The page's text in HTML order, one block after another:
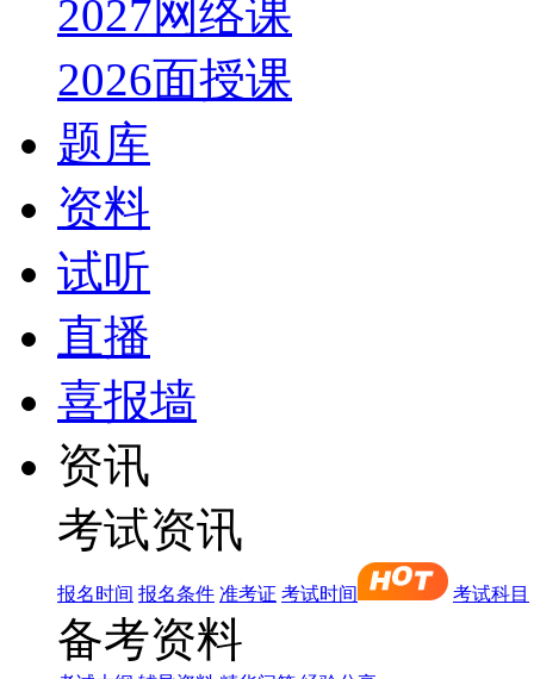
2027网络课
2026面授课
题库
资料
试听
直播
喜报墙
资讯
考试资讯
报名时间 报名条件 准考证 考试时间 考试科目
备考资料